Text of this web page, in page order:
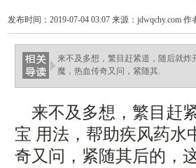
发布时间：2019-07-04 03:07 来源：jdwqchy.com 作
来不及多想，繁目赶紧道，随后就
魔，热血传奇又问，紧随其.
来不及多想，繁目赶
宝 用法，帮助疾风药水
奇又问，紧随其后的，